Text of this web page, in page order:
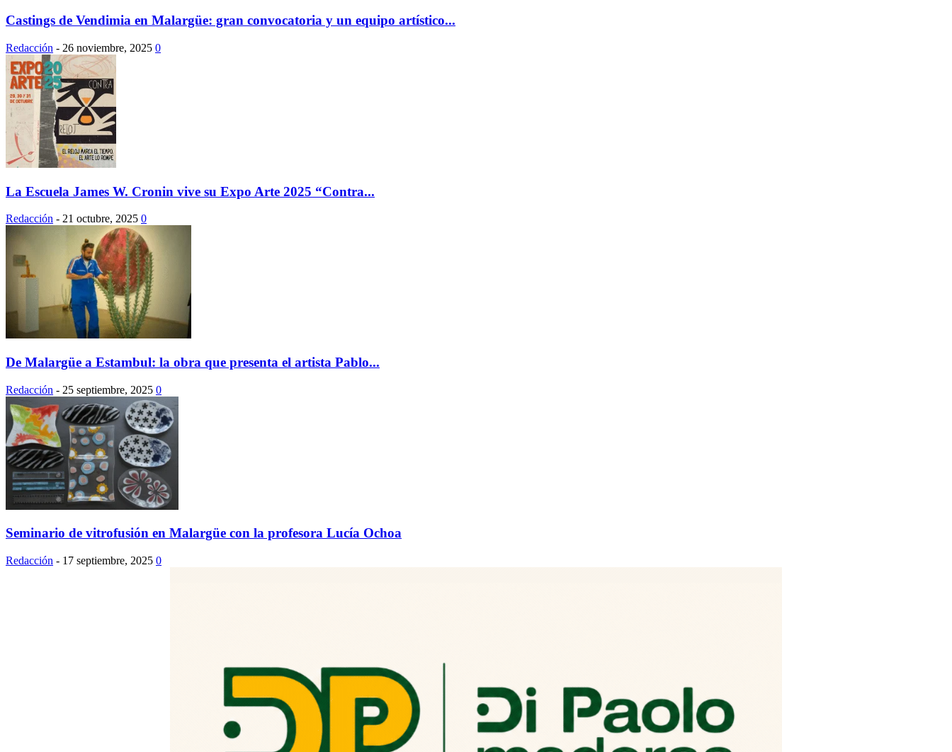
Castings de Vendimia en Malargüe: gran convocatoria y un equipo artístico...
Redacción - 26 noviembre, 2025 0
La Escuela James W. Cronin vive su Expo Arte 2025 “Contra...
Redacción - 21 octubre, 2025 0
De Malargüe a Estambul: la obra que presenta el artista Pablo...
Redacción - 25 septiembre, 2025 0
Seminario de vitrofusión en Malargüe con la profesora Lucía Ochoa
Redacción - 17 septiembre, 2025 0